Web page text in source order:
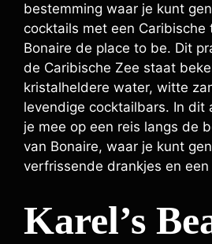
bestemming waar je kunt
cocktails met een Caribische
Bonaire de place to be. Dit
de Caribische Zee staat
kristalheldere water, witte
levendige cocktailbars. In dit
je mee op een reis langs de
van Bonaire, waar je kunt
verfrissende drankjes en
Karel’s